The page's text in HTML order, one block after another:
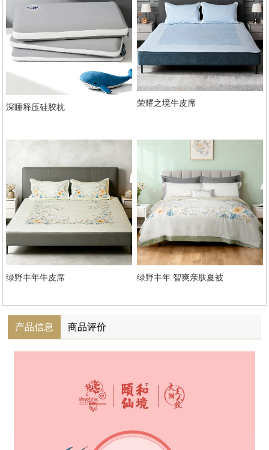
深睡释压硅胶枕 荣耀之境牛皮席
绿野丰年牛皮席 绿野丰年.智爽亲肤夏被
产品信息 商品评价